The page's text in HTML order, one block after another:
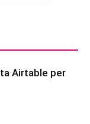
Airtable per